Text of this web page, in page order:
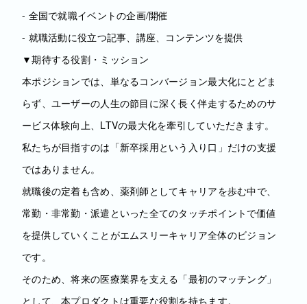
- 全国で就職イベントの企画/開催
- 就職活動に役立つ記事、講座、コンテンツを提供
▼期待する役割・ミッション
本ポジションでは、単なるコンバージョン最大化にとどま
らず、ユーザーの人生の節目に深く長く伴走するためのサ
ービス体験向上、LTVの最大化を牽引していただきます。
私たちが目指すのは「新卒採用という入り口」だけの支援
ではありません。
就職後の定着も含め、薬剤師としてキャリアを歩む中で、
常勤・非常勤・派遣といった全てのタッチポイントで価値
を提供していくことがエムスリーキャリア全体のビジョン
です。
そのため、将来の医療業界を支える「最初のマッチング」
として、本プロダクトは重要な役割を持ちます。